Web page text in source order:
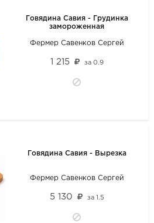
Говядина Савия - Грудинка
замороженная
Фермер Савенков Сергей
1 215 за 0.9
Говядина Савия - Вырезка
Фермер Савенков Сергей
5 130 за 1.5